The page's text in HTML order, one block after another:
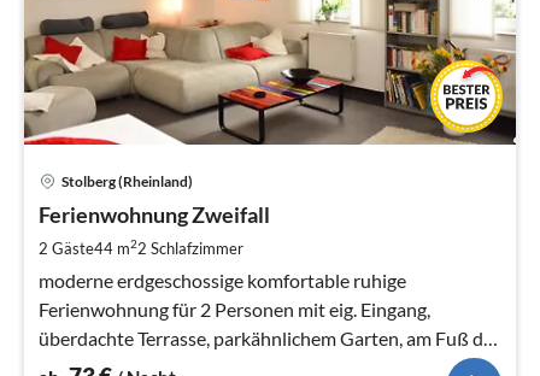
Stolberg (Rheinland)
Ferienwohnung Zweifall
2 Gäste44 m22 Schlafzimmer
moderne erdgeschossige komfortable ruhige
Ferienwohnung für 2 Personen mit eig. Eingang,
überdachte Terrasse, parkähnlichem Garten, am Fuß der
Nordeifel im Dreileändereck D-B-NL